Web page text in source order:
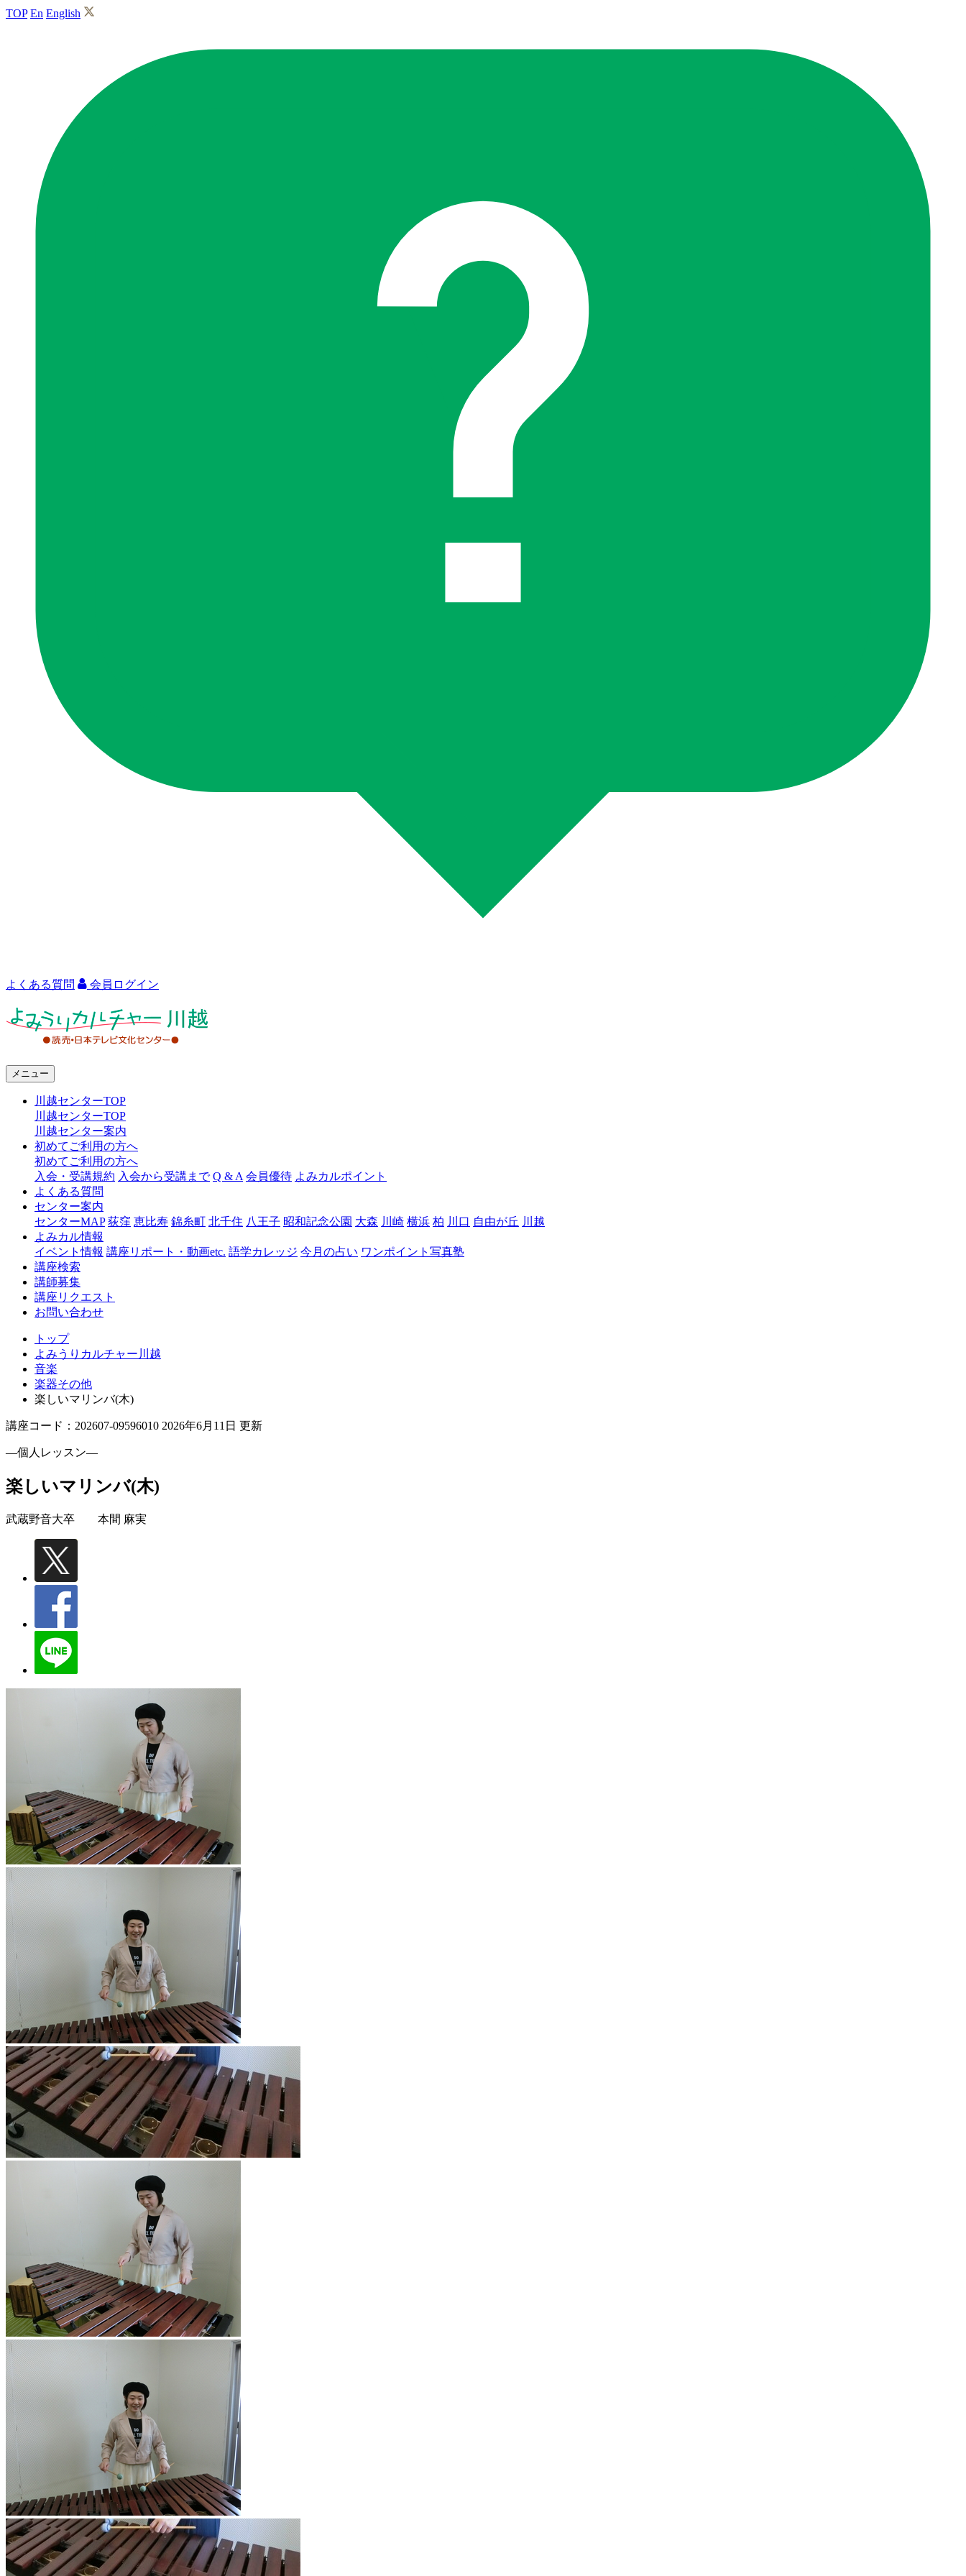
TOP En English
よくある質問 会員ログイン
ャ
川
越
メニュー
川越センターTOP
川越センターTOP
川越センター案内
初めてご利用の方へ
初めてご利用の方へ
入会・受講規約 入会から受講まで Q & A 会員優待 よみカルポイント
よくある質問
センター案内
センターMAP 荻窪 恵比寿 錦糸町 北千住 八王子 昭和記念公園 大森 川崎 横浜 柏 川口 自由が丘 川越
よみカル情報
イベント情報 講座リポート・動画etc. 語学カレッジ 今月の占い ワンポイント写真塾
講座検索
講師募集
講座リクエスト
お問い合わせ
トップ
よみうりカルチャー川越
音楽
楽器その他
楽しいマリンバ(木)
講座コード：202607-09596010 2026年6月11日 更新
―個人レッスン―
楽しいマリンバ(木)
武蔵野音大卒 本間 麻実